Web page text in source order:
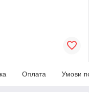
Оплата Умови